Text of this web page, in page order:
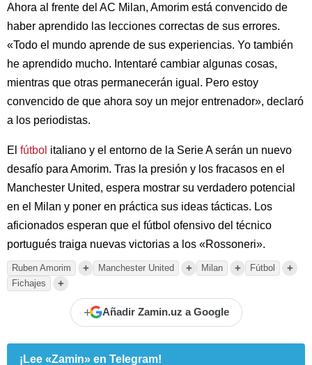
Ahora al frente del AC Milan, Amorim está convencido de
haber aprendido las lecciones correctas de sus errores.
«Todo el mundo aprende de sus experiencias. Yo también
he aprendido mucho. Intentaré cambiar algunas cosas,
mientras que otras permanecerán igual. Pero estoy
convencido de que ahora soy un mejor entrenador», declaró
a los periodistas.
El fútbol italiano y el entorno de la Serie A serán un nuevo
desafío para Amorim. Tras la presión y los fracasos en el
Manchester United, espera mostrar su verdadero potencial
en el Milan y poner en práctica sus ideas tácticas. Los
aficionados esperan que el fútbol ofensivo del técnico
portugués traiga nuevas victorias a los «Rossoneri».
Ruben Amorim + Manchester United + Milan + Fútbol +
Fichajes +
+ Añadir Zamin.uz a Google
¡Lee «Zamin» en Telegram!